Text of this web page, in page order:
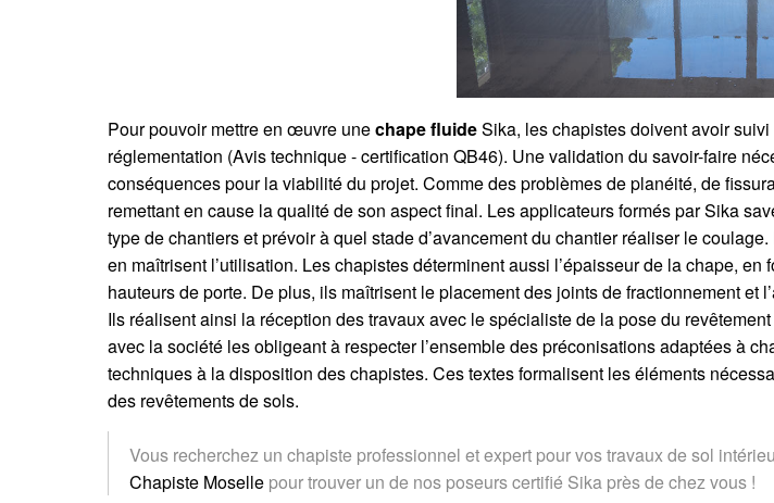
Pour pouvoir mettre en œuvre unechape fluideSika, les chapistes doivent avoir
réglementation (Avis technique - certification QB46). Une validation du savoir-faire
conséquences pour la viabilité du projet. Comme des problèmes de planéité, de
remettant en cause la qualité de son aspect final. Les applicateurs formés par Sika
type de chantiers et prévoir à quel stade d’avancement du chantier réaliser le
en maîtrisent l’utilisation. Les chapistes déterminent aussi l’épaisseur de la chape,
hauteurs de porte. De plus, ils maîtrisent le placement des joints de fractionnement
Ils réalisent ainsi la réception des travaux avec le spécialiste de la pose du
avec la société les obligeant à respecter l’ensemble des préconisations adaptées à
techniques à la disposition des chapistes. Ces textes formalisent les éléments
des revêtements de sols.
Vous recherchez un chapiste professionnel et expert pour vos travaux de sol
Chapiste Moselle pour trouver un de nos poseurs certifié Sika près de chez vous !